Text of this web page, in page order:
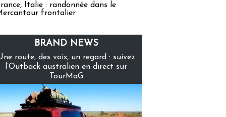
Italie : randonnée dans le
frontalier
BRAND NEWS
route, des voix, un regard : suivez
l’Outback australien en direct sur
TourMaG